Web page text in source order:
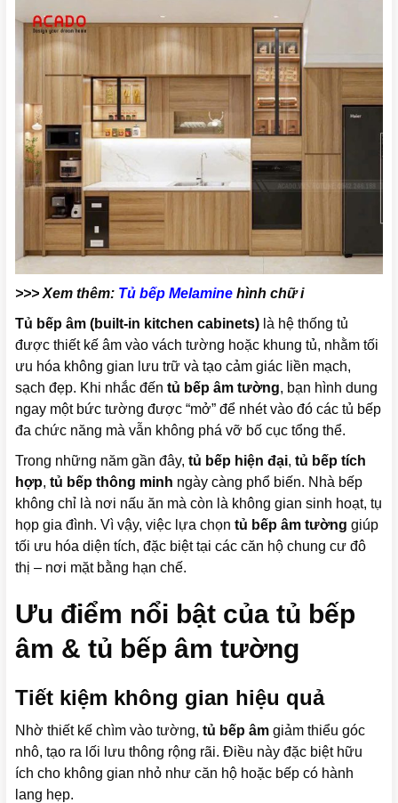
>>> Xem thêm: Tủ bếp Melamine hình chữ i
Tủ bếp âm (built‑in kitchen cabinets) là hệ thống tủ
được thiết kế âm vào vách tường hoặc khung tủ, nhằm tối
ưu hóa không gian lưu trữ và tạo cảm giác liền mạch,
sạch đẹp. Khi nhắc đến tủ bếp âm tường, bạn hình dung
ngay một bức tường được “mở” để nhét vào đó các tủ bếp
đa chức năng mà vẫn không phá vỡ bố cục tổng thể.
Trong những năm gần đây, tủ bếp hiện đại, tủ bếp tích
hợp, tủ bếp thông minh ngày càng phổ biến. Nhà bếp
không chỉ là nơi nấu ăn mà còn là không gian sinh hoạt, tụ
họp gia đình. Vì vậy, việc lựa chọn tủ bếp âm tường giúp
tối ưu hóa diện tích, đặc biệt tại các căn hộ chung cư đô
thị – nơi mặt bằng hạn chế.
Ưu điểm nổi bật của tủ bếp
âm & tủ bếp âm tường
Tiết kiệm không gian hiệu quả
Nhờ thiết kế chìm vào tường, tủ bếp âm giảm thiểu góc
nhô, tạo ra lối lưu thông rộng rãi. Điều này đặc biệt hữu
ích cho không gian nhỏ như căn hộ hoặc bếp có hành
lang hẹp.